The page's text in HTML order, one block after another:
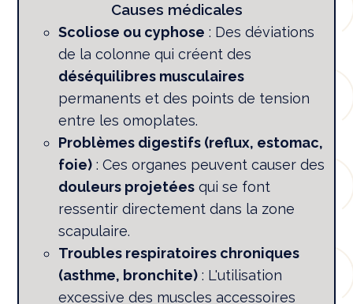
Causes médicales
Scoliose ou cyphose : Des déviations
de la colonne qui créent des
déséquilibres musculaires
permanents et des points de tension
entre les omoplates.
Problèmes digestifs (reflux, estomac,
foie) : Ces organes peuvent causer des
douleurs projetées qui se font
ressentir directement dans la zone
scapulaire.
Troubles respiratoires chroniques
(asthme, bronchite) : L'utilisation
excessive des muscles accessoires